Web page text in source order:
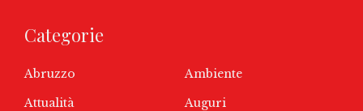
Categorie
Abruzzo
Ambiente
Attualità
Auguri